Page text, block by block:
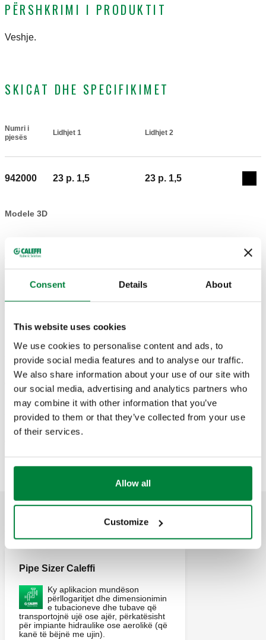
Consent Details About
This website uses cookies
We use cookies to personalise content and ads, to
provide social media features and to analyse our traffic.
We also share information about your use of our site with
our social media, advertising and analytics partners who
may combine it with other information that you’ve
provided to them or that they’ve collected from your use
of their services.
Allow all
Customize
PËRSHKRIMI I PRODUKTIT
Veshje.
SKICAT DHE SPECIFIKIMET
Numri i
pjesës
Lidhjet 1 Lidhjet 2
942000 23 p. 1,5 23 p. 1,5
Modele 3D
Teksti i tenderit
942550
G 3/4" A (ISO 228-1)
M
G 3/4" A (ISO 228-1)
M
G 3/4" A (ISO 228-1)
Pipe Sizer Caleffi
Ky aplikacion mundëson
përllogaritjet dhe dimensionimin
e tubacioneve dhe tubave që
transportojnë ujë ose ajër, përkatësisht
për impiante hidraulike ose aerolikë (që
kanë të bëjnë me ujin).